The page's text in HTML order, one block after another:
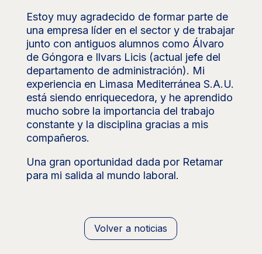
Estoy muy agradecido de formar parte de
una empresa líder en el sector y de trabajar
junto con antiguos alumnos como Álvaro
de Góngora e Ilvars Licis (actual jefe del
departamento de administración). Mi
experiencia en Limasa Mediterránea S.A.U.
está siendo enriquecedora, y he aprendido
mucho sobre la importancia del trabajo
constante y la disciplina gracias a mis
compañeros.
Una gran oportunidad dada por Retamar
para mi salida al mundo laboral.
Volver a noticias